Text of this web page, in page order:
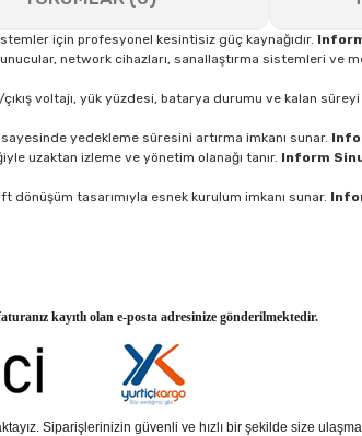
için profesyonel kesintisiz güç kaynağıdır.
network cihazları, sanallaştırma sistemleri ve
voltajı, yük yüzdesi, batarya durumu ve kalan
yedekleme süresini artırma imkanı sunar.
uzaktan izleme ve yönetim olanağı tanır. Inform
dönüşüm tasarımıyla esnek kurulum imkanı sunar.
kayıtlı olan e-posta adresinize gönderilmektedir.
Siparişlerinizin güvenli ve hızlı bir şekilde size